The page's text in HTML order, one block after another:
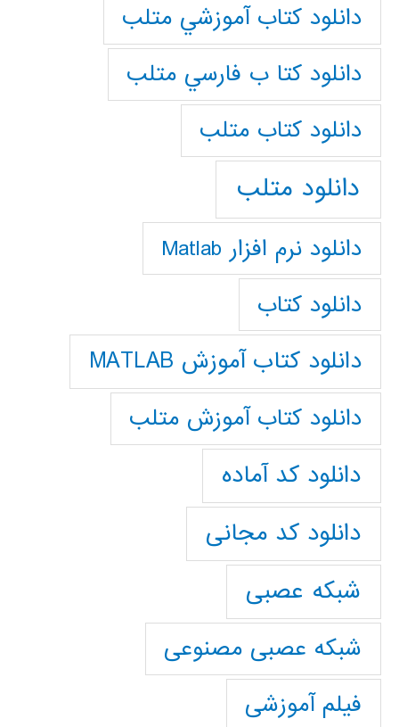
دانلود كتاب آموزشي متلب
دانلود كتا ب فارسي متلب
دانلود كتاب متلب
دانلود متلب
دانلود نرم افزار Matlab
دانلود کتاب
دانلود کتاب آموزش MATLAB
دانلود کتاب آموزش متلب
دانلود کد آماده
دانلود کد مجانی
شبکه عصبی
شبکه عصبی مصنوعی
فیلم آموزشی